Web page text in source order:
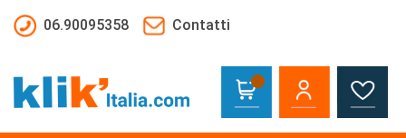
06.90095358
Contatti